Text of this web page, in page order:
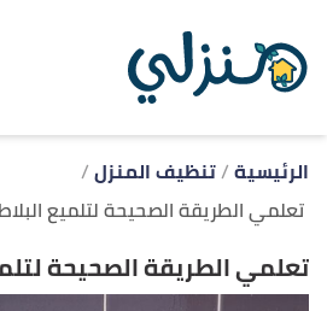
الرئيسية تنظيف المنزل
تعلمي الطريقة الصحيحة لتلميع
تعلمي الطريقة الصحيحة